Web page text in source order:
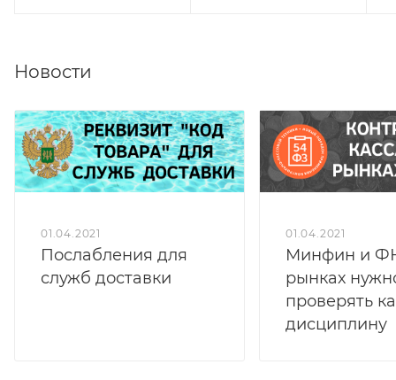
Новости
01.04.2021
Послабления для
служб доставки
01.04.2021
Минфин и
рынках
проверять
дисциплину